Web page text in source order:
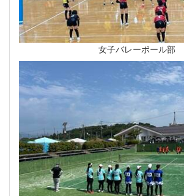
女子バレーボール部